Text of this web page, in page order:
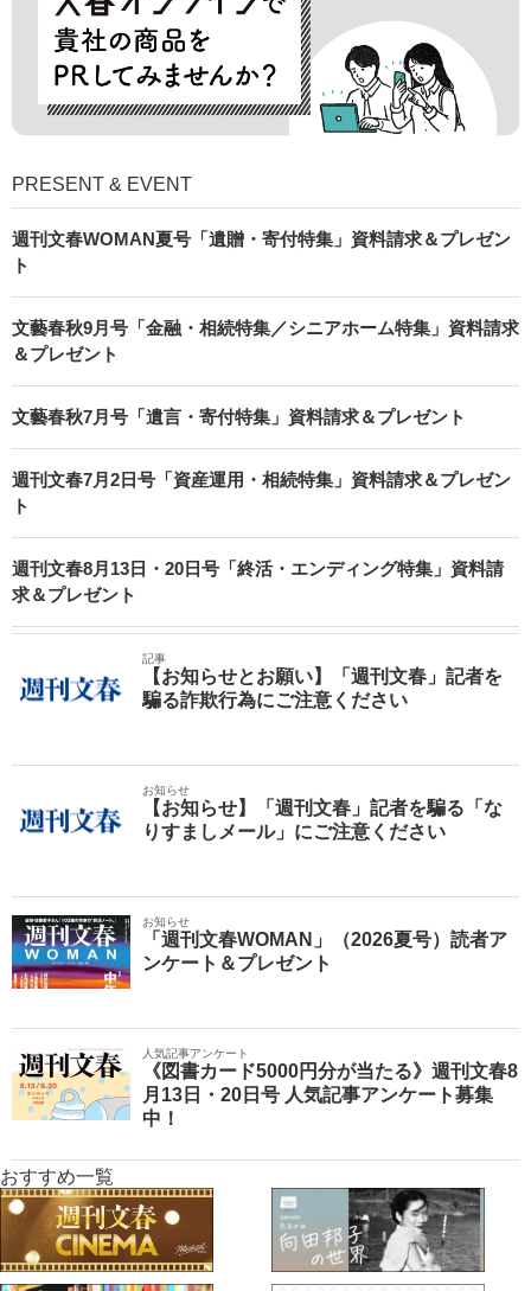
PRESENT & EVENT
週刊文春WOMAN夏号「遺贈・寄付特集」資料請求＆プレゼン
ト
文藝春秋9月号「金融・相続特集／シニアホーム特集」資料請求
＆プレゼント
文藝春秋7月号「遺言・寄付特集」資料請求＆プレゼント
週刊文春7月2日号「資産運用・相続特集」資料請求＆プレゼン
ト
週刊文春8月13日・20日号「終活・エンディング特集」資料請
求＆プレゼント
記事
【お知らせとお願い】「週刊文春」記者を
騙る詐欺行為にご注意ください
お知らせ
【お知らせ】「週刊文春」記者を騙る「な
りすましメール」にご注意ください
お知らせ
「週刊文春WOMAN」（2026夏号）読者ア
ンケート＆プレゼント
人気記事アンケート
《図書カード5000円分が当たる》週刊文春8
月13日・20日号 人気記事アンケート募集
中！
おすすめ一覧